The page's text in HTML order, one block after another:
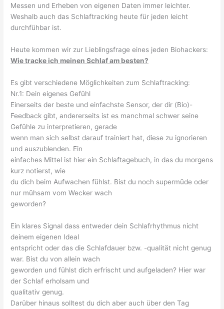
Messen und Erheben von eigenen Daten immer leichter.
Weshalb auch das Schlaftracking heute für jeden leicht
durchfühbar ist.
Heute kommen wir zur Lieblingsfrage eines jeden Biohackers:
Wie tracke ich meinen Schlaf am besten?
Es gibt verschiedene Möglichkeiten zum Schlaftracking:
Nr.1: Dein eigenes Gefühl
Einerseits der beste und einfachste Sensor, der dir (Bio)-
Feedback gibt, andererseits ist es manchmal schwer seine
Gefühle zu interpretieren, gerade
wenn man sich selbst darauf trainiert hat, diese zu ignorieren
und auszublenden. Ein
einfaches Mittel ist hier ein Schlaftagebuch, in das du morgens
kurz notierst, wie
du dich beim Aufwachen fühlst. Bist du noch supermüde oder
nur mühsam vom Wecker wach
geworden?
Ein klares Signal dass entweder dein Schlafrhythmus nicht
deinem eigenen Ideal
entspricht oder das die Schlafdauer bzw. -qualität nicht genug
war. Bist du von allein wach
geworden und fühlst dich erfrischt und aufgeladen? Hier war
der Schlaf erholsam und
qualitativ genug.
Darüber hinaus solltest du dich aber auch über den Tag